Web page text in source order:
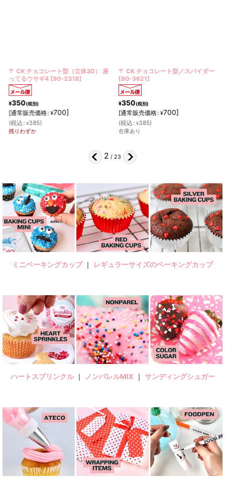
〒 CK チョコレート型（立体3D） 座
ってるウサギ4 [ 90-2318]
350(税別)
通常販売価格: ¥700]
税込: ¥ 385)
残りわずか
〒 CK チョコレート型／スパイダー
90-3621]
350(税別)
通常販売価格: ¥ 700]
税込: ¥ 385)
在庫あり
2 / 23
ミニベーキングカップ｜ レギュラーサイズのベーキングカップ
ハートスプリンクル｜ ノンパレルMIX ｜ サンディングシュガー